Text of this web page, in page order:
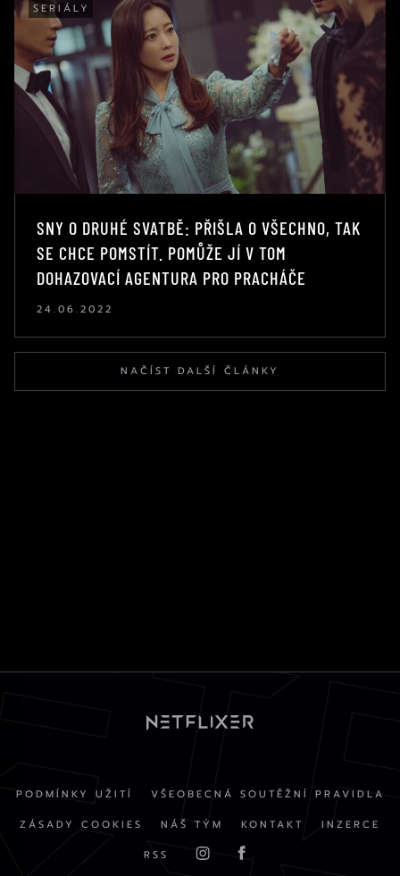
SERIÁLY
SNY O DRUHÉ SVATBĚ: PŘIŠLA O VŠECHNO, TAK
SE CHCE POMSTÍT. POMŮŽE JÍ V TOM
DOHAZOVACÍ AGENTURA PRO PRACHÁČE
24.06.2022
NAČÍST DALŠÍ ČLÁNKY
PODMÍNKY UŽITÍ
VŠEOBECNÁ SOUTĚŽNÍ PRAVIDLA
ZÁSADY COOKIES
NÁŠ TÝM KONTAKT
INZERCE
RSS